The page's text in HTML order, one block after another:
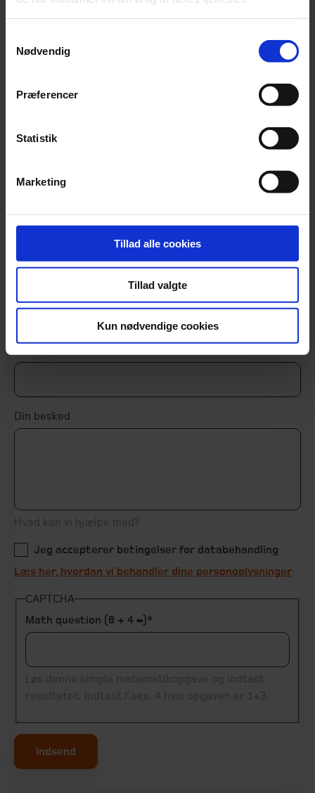
Nødvendig
Præferencer
Statistik
Marketing
Tillad alle cookies
Tillad valgte
Kun nødvendige cookies
brug søgefunktionen ovenfor for at finde en rådgiver
Din besked
Hvad kan vi hjælpe med?
Jeg accepterer betingelser for databehandling
Læs her, hvordan vi behandler dine personoplysninger
CAPTCHA
Math question (8 + 4 =)
Løs denne simple matematikopgave og indtast
resultatet. Indtast f.eks. 4 hvis opgaven er 1+3.
Indsend